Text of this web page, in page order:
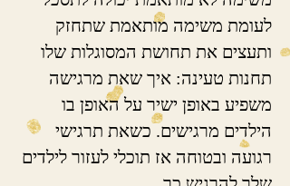
לעומת משימה מותאמת שתחזק
ותעצים את תחושת המסוגלות שלו
תחנות טעינה: איך שאת מרגישה
משפיע באופן ישיר על האופן בו
הילדים מרגישים. כשאת תרגישי
רגועה ובטוחה אז תוכלי לעזור לילדים